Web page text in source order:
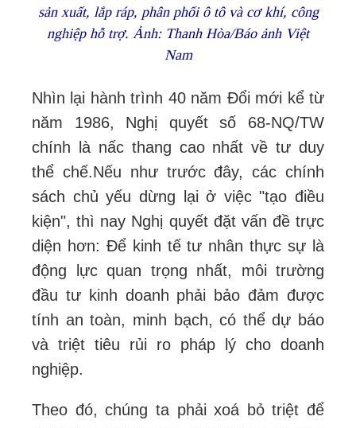
sản xuất, lắp ráp, phân phối ô tô và cơ khí, công
nghiệp hỗ trợ. Ảnh: Thanh Hòa/Báo ảnh Việt
Nam
Nhìn lại hành trình 40 năm Đổi mới kể từ
năm 1986, Nghị quyết số 68-NQ/TW
chính là nấc thang cao nhất về tư duy
thể chế.Nếu như trước đây, các chính
sách chủ yếu dừng lại ở việc "tạo điều
kiện", thì nay Nghị quyết đặt vấn đề trực
diện hơn: Để kinh tế tư nhân thực sự là
động lực quan trọng nhất, môi trường
đầu tư kinh doanh phải bảo đảm được
tính an toàn, minh bạch, có thể dự báo
và triệt tiêu rủi ro pháp lý cho doanh
nghiệp.
Theo đó, chúng ta phải xoá bỏ triệt để